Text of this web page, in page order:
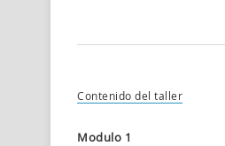
Contenido del taller
Modulo 1